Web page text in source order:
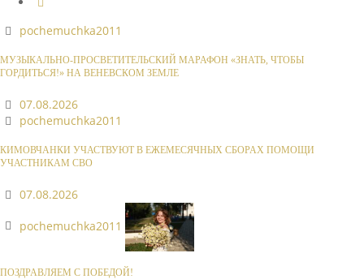
pochemuchka2011
МУЗЫКАЛЬНО-ПРОСВЕТИТЕЛЬСКИЙ МАРАФОН «ЗНАТЬ, ЧТОБЫ
ГОРДИТЬСЯ!» НА ВЕНЕВСКОМ ЗЕМЛЕ
07.08.2026
pochemuchka2011
КИМОВЧАНКИ УЧАСТВУЮТ В ЕЖЕМЕСЯЧНЫХ СБОРАХ ПОМОЩИ
УЧАСТНИКАМ СВО
07.08.2026
pochemuchka2011
ПОЗДРАВЛЯЕМ С ПОБЕДОЙ!